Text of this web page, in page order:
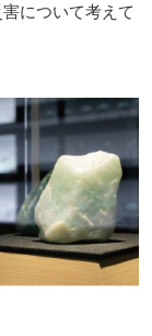
について考えて